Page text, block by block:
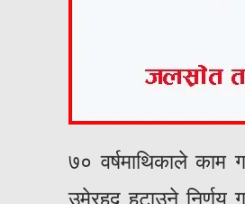
७० वर्षमाथिकाले काम
उमेरहद हटाउने निर्णय